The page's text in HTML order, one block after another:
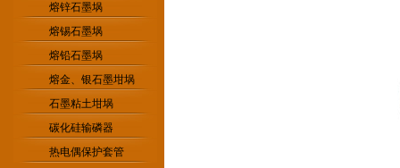
熔锌石墨埚
熔锡石墨埚
熔铅石墨埚
熔金、银石墨坩埚
石墨粘土坩埚
碳化硅输磷器
热电偶保护套管